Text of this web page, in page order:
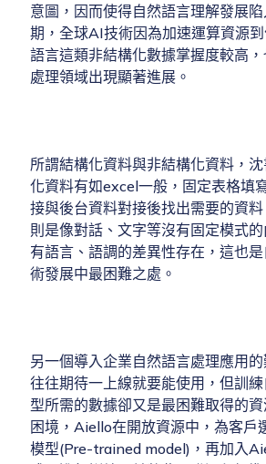
意圖，因而使得自然語言理解發展
期，全球AI技術因為加速運算資源
語言這類非結構化數據掌握度較高
處理領域出現顯著進展。
所謂結構化資料與非結構化資料，
化資料有如excel一般，固定表格填
接與後台資料對接後找出需要的資
則是像對話、文字等沒有固定模式
有語言、語調的差異性存在，這也
術發展中最困難之處。
另一個導入企業自然語言處理應用
往往期待一上線就要能使用，但訓
型所需的數據卻又是最困難取得的
困境，Aiello在開放資源中，為客戶
模型(Pre-trained model)，再加入